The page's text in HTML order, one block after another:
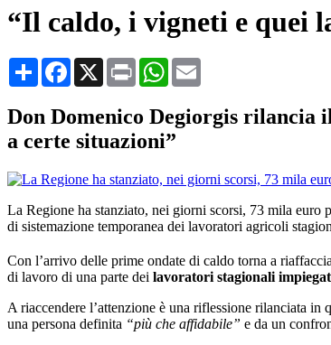
“Il caldo, i vigneti e quei
CondividiFacebook
X Print WhatsApp
Don Domenico Degiorgis rilancia
a certe situazioni”
La Regione ha stanziato, nei giorni scorsi, 73 mila euro
di sistemazione temporanea dei lavoratori agricoli
Con l’arrivo delle prime ondate di caldo torna a
di lavoro di una parte dei lavoratori stagionali
A riaccendere l’attenzione è una riflessione rilanciata in
una persona definita “più che affidabile” e da un